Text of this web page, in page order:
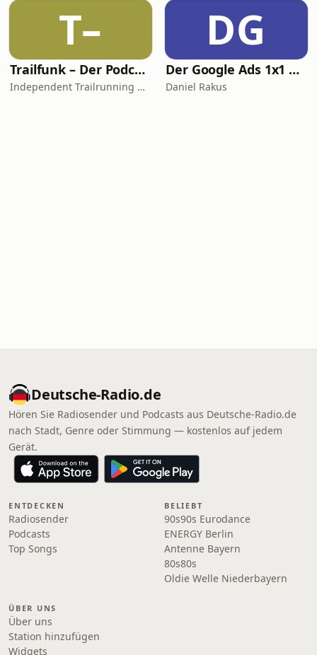
T–
Trailfunk – Der Podcast von Alles-laufbar.de
Independent Trailrunning Media
DG
Der Google Ads 1x1 Podcast - Insights & Tipps vom SEA Experten Daniel Rakus
Daniel Rakus
Deutsche-Radio.de
Hören Sie Radiosender und Podcasts aus Deutsche-Radio.de
nach Stadt, Genre oder Stimmung — kostenlos auf jedem
Gerät.
ENTDECKEN
Radiosender
Podcasts
Top Songs
BELIEBT
90s90s Eurodance
ENERGY Berlin
Antenne Bayern
80s80s
Oldie Welle Niederbayern
ÜBER UNS
Über uns
Station hinzufügen
Widgets